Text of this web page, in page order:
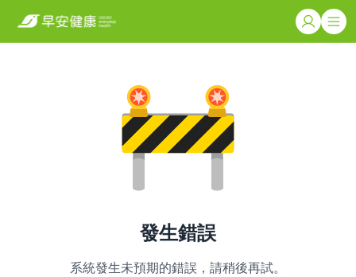
發生錯誤
系統發生未預期的錯誤，請稍後再試。